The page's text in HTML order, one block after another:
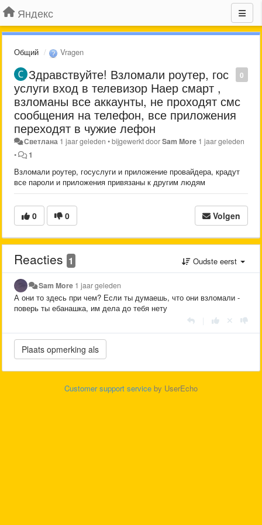
Яндекс
Общий Vragen
0
Здравствуйте! Взломали роутер, гос
услуги вход в телевизор Наер смарт ,
взломаны все аккаунты, не проходят смс
сообщения на телефон, все приложения
переходят в чужие лефон
Светлана 1 jaar geleden •bijgewerkt doorSam More 1 jaar geleden
•
1
Взломали роутер, госуслуги и приложение провайдера, крадут
все пароли и приложения привязаны к другим людям
0 0 Volgen
Reacties 1 Oudste eerst
Sam More 1 jaar geleden
А они то здесь при чем? Если ты думаешь, что они взломали -
поверь ты ебанашка, им дела до тебя нету
Customer support service by UserEcho